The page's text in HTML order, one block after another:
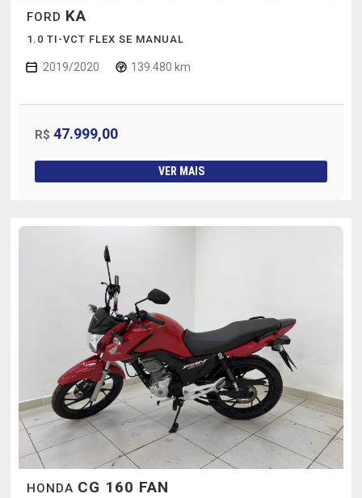
FORD KA
1.0 TI-VCT FLEX SE MANUAL
2019/2020 139.480 km
R$ 47.999,00
VER MAIS
HONDA CG 160 FAN